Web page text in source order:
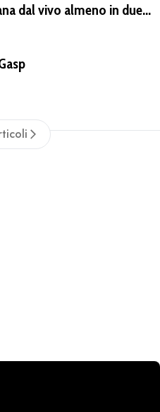
dal vivo almeno in due
40/45 milioni